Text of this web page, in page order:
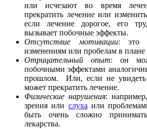
или исчезают во время
прекратить лечение или
если лечение дорогое, его
вызывает побочные эффекты.
Отсутствие мотивации: это
изменениям или пробелам в плане
Отрицательный опыт: он
побочными эффектами
прошлом. Или, если не увидеть
может прекратить лечение.
Физические нарушения:
зрения или слуха или
быть очень сложно
лекарства.